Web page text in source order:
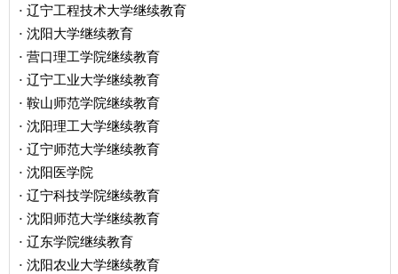
· 辽宁工程技术大学继续教育
· 沈阳大学继续教育
· 营口理工学院继续教育
· 辽宁工业大学继续教育
· 鞍山师范学院继续教育
· 沈阳理工大学继续教育
· 辽宁师范大学继续教育
· 沈阳医学院
· 辽宁科技学院继续教育
· 沈阳师范大学继续教育
· 辽东学院继续教育
· 沈阳农业大学继续教育